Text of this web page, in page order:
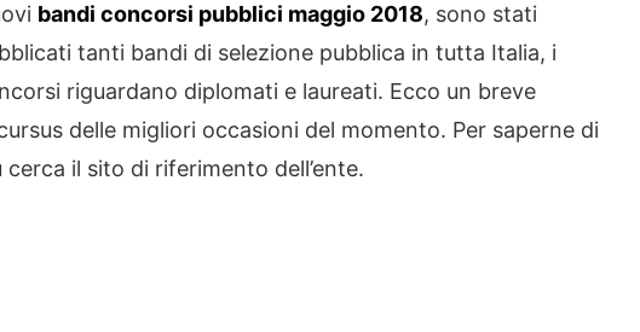
bandi concorsi pubblici maggio 2018, sono stati
tanti bandi di selezione pubblica in tutta Italia, i
riguardano diplomati e laureati. Ecco un breve
delle migliori occasioni del momento. Per saperne di
cerca il sito di riferimento dell’ente.